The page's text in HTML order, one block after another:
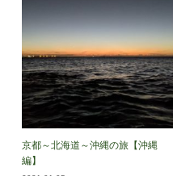
京都～北海道～沖縄の旅【沖縄
編】